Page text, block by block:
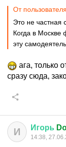
От пользователя
Это не частная
Когда в
эту
ага, только
сразу сюда,
И Игорь
14:38,